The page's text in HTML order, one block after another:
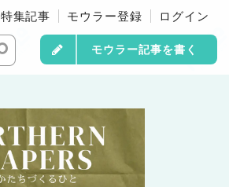
特集記事 モウラー登録 ログイン
モウラー記事を書く